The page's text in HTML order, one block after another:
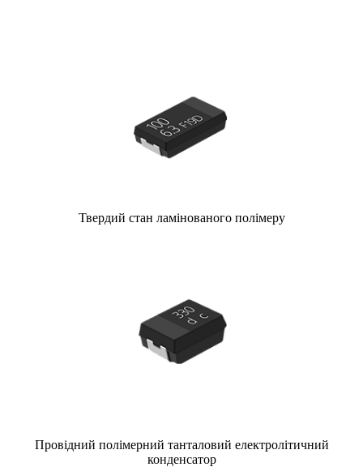
Твердий стан ламінованого полімеру
Провідний полімерний танталовий електролітичний
конденсатор